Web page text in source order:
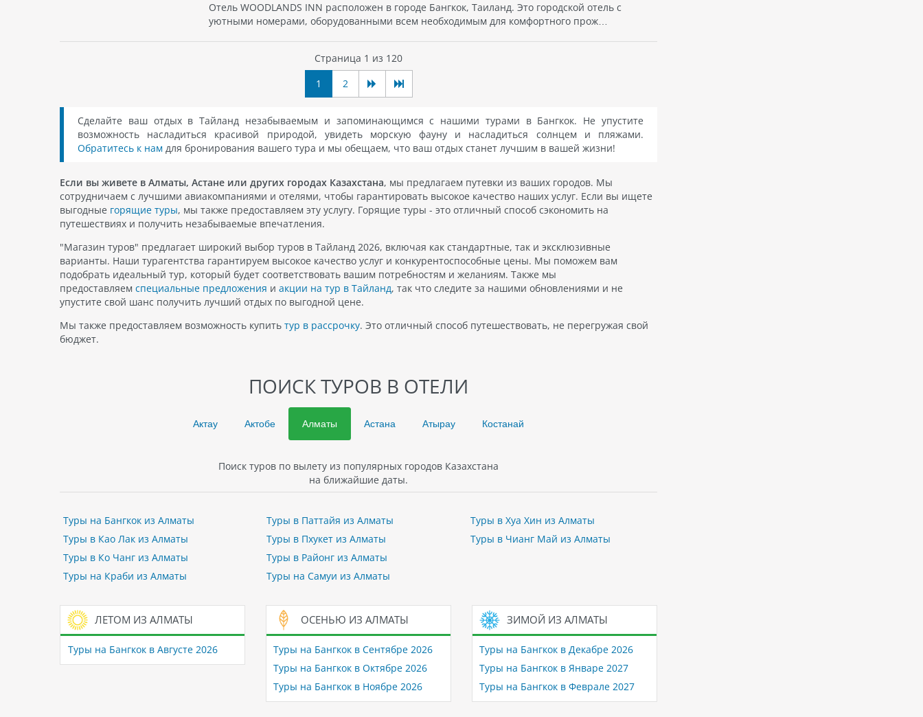
Отель WOODLANDS INN расположен в городе Бангкок, Таиланд. Это городской отель с
уютными номерами, оборудованными всем необходимым для комфортного прож…
Страница 1 из 120
1
2
Сделайте ваш отдых в Тайланд незабываемым и запоминающимся с нашими турами в Бангкок. Не упустите
возможность насладиться красивой природой, увидеть морскую фауну и насладиться солнцем и пляжами.
Обратитесь к нам для бронирования вашего тура и мы обещаем, что ваш отдых станет лучшим в вашей жизни!
Если вы живете в Алматы, Астане или других городах Казахстана, мы предлагаем путевки из ваших городов. Мы
сотрудничаем с лучшими авиакомпаниями и отелями, чтобы гарантировать высокое качество наших услуг. Если вы ищете
выгодные горящие туры, мы также предоставляем эту услугу. Горящие туры - это отличный способ сэкономить на
путешествиях и получить незабываемые впечатления.
"Магазин туров" предлагает широкий выбор туров в Тайланд 2026, включая как стандартные, так и эксклюзивные
варианты. Наши турагентства гарантируем высокое качество услуг и конкурентоспособные цены. Мы поможем вам
подобрать идеальный тур, который будет соответствовать вашим потребностям и желаниям. Также мы
предоставляем специальные предложения и акции на тур в Тайланд, так что следите за нашими обновлениями и не
упустите свой шанс получить лучший отдых по выгодной цене.
Мы также предоставляем возможность купить тур в рассрочку. Это отличный способ путешествовать, не перегружая свой
бюджет.
ПОИСК ТУРОВ В ОТЕЛИ
Актау Актобе Алматы Астана Атырау Костанай
Поиск туров по вылету из популярных городов Казахстана
на ближайшие даты.
Туры на Бангкок из Алматы
Туры в Као Лак из Алматы
Туры в Ко Чанг из Алматы
Туры на Краби из Алматы
Туры в Паттайя из Алматы
Туры в Пхукет из Алматы
Туры в Районг из Алматы
Туры на Самуи из Алматы
Туры в Хуа Хин из Алматы
Туры в Чианг Май из Алматы
ЛЕТОМ ИЗ АЛМАТЫ
Туры на Бангкок в Августе 2026
ОСЕНЬЮ ИЗ АЛМАТЫ
Туры на Бангкок в Сентябре 2026
Туры на Бангкок в Октябре 2026
Туры на Бангкок в Ноябре 2026
ЗИМОЙ ИЗ АЛМАТЫ
Туры на Бангкок в Декабре 2026
Туры на Бангкок в Январе 2027
Туры на Бангкок в Феврале 2027